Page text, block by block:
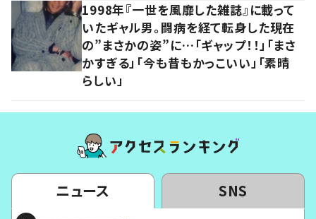
1998年『一世を風靡した雑誌』に載って
いたギャル男。闘病を経て転身した現在
の”まさかの姿”に…「ギャップ！！」「まさ
かすぎる」「今も昔もかっこいい」「素晴
らしい」
ニュース SNS